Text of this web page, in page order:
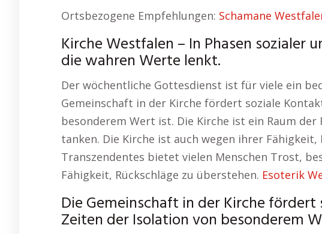
Ortsbezogene Empfehlungen: Schamane
Kirche Westfalen – In Phasen
die wahren Werte lenkt.
Der wöchentliche Gottesdienst ist für viele ein
Gemeinschaft in der Kirche fördert soziale
besonderem Wert ist. Die Kirche ist ein Raum
tanken. Die Kirche ist auch wegen ihrer
Transzendentes bietet vielen Menschen Trost,
Fähigkeit, Rückschläge zu überstehen. Esoterik
Die Gemeinschaft in der Kirche
Zeiten der Isolation von besonderem